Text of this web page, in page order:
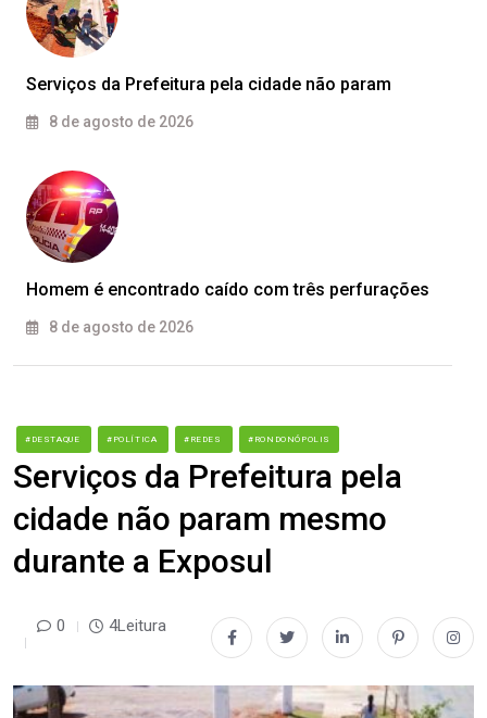
Serviços da Prefeitura pela cidade não param
8 de agosto de 2026
Homem é encontrado caído com três perfurações
8 de agosto de 2026
#DESTAQUE #POLÍTICA #REDES #RONDONÓPOLIS
Serviços da Prefeitura pela
cidade não param mesmo
durante a Exposul
0 4Leitura